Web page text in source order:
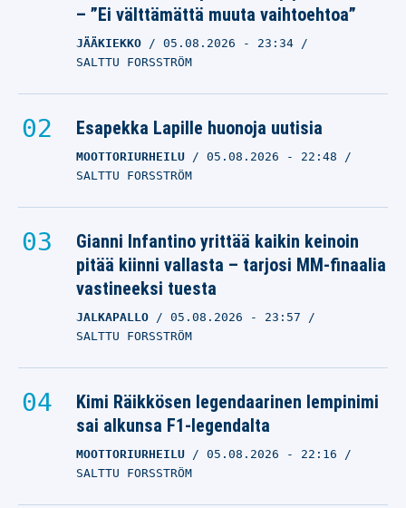
– ”Ei välttämättä muuta vaihtoehtoa”
JÄÄKIEKKO 05.08.2026 - 23:34
SALTTU FORSSTRÖM
Esapekka Lapille huonoja uutisia
MOOTTORIURHEILU 05.08.2026 - 22:48
SALTTU FORSSTRÖM
Gianni Infantino yrittää kaikin keinoin
pitää kiinni vallasta – tarjosi MM-finaalia
vastineeksi tuesta
JALKAPALLO 05.08.2026 - 23:57
SALTTU FORSSTRÖM
Kimi Räikkösen legendaarinen lempinimi
sai alkunsa F1-legendalta
MOOTTORIURHEILU 05.08.2026 - 22:16
SALTTU FORSSTRÖM